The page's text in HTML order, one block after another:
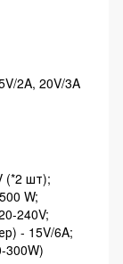
2A, 20V/3A
(*2 шт);
W;
240V;
- 15V/6A;
300W)